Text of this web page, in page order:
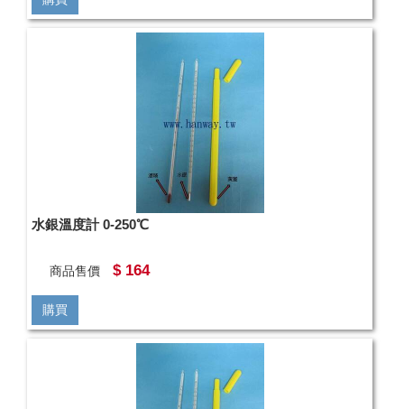
水銀溫度計 0-250℃
商品售價 $ 164
購買